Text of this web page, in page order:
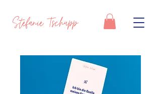
Stefanie Tschupp